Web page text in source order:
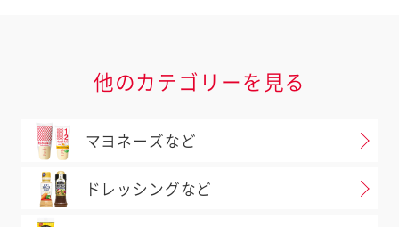
い合わせ
他のカテゴリーを見る
マヨネーズなど
ドレッシングなど